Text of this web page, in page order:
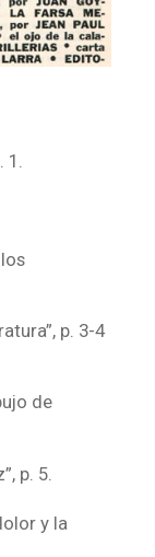
p. 3-4
de
p. 5.
y la